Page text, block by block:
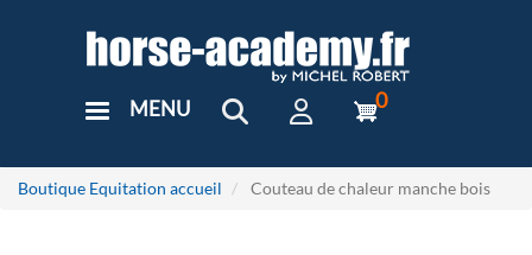
User
Custom
MENU 0
Boutique Equitation accueil Couteau de chaleur manche bois